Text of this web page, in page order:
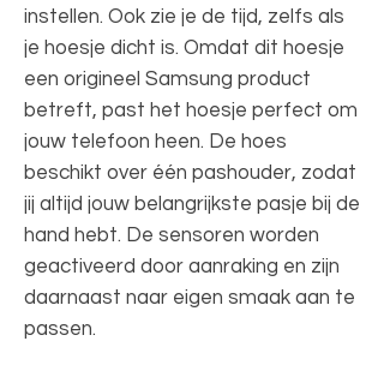
instellen. Ook zie je de tijd, zelfs als
je hoesje dicht is. Omdat dit hoesje
een origineel Samsung product
betreft, past het hoesje perfect om
jouw telefoon heen. De hoes
beschikt over één pashouder, zodat
jij altijd jouw belangrijkste pasje bij de
hand hebt. De sensoren worden
geactiveerd door aanraking en zijn
daarnaast naar eigen smaak aan te
passen.